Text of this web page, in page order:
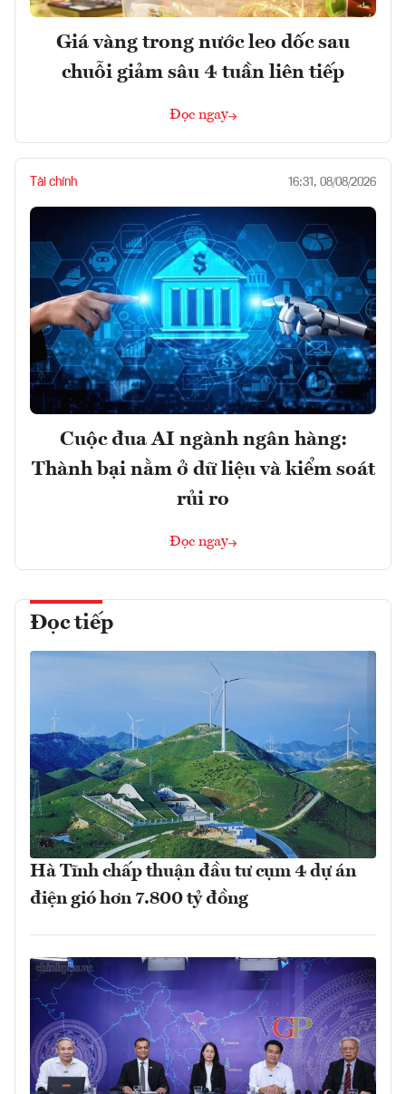
Giá vàng trong nước leo dốc sau
chuỗi giảm sâu 4 tuần liên tiếp
Đọc ngay
Tài chính 16:31, 08/08/2026
Cuộc đua AI ngành ngân hàng:
Thành bại nằm ở dữ liệu và kiểm soát
rủi ro
Đọc ngay
Đọc tiếp
Hà Tĩnh chấp thuận đầu tư cụm 4 dự án
điện gió hơn 7.800 tỷ đồng